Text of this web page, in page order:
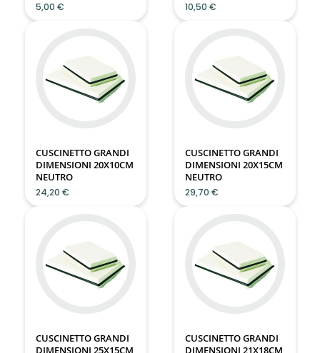
5,00 € 10,50 €
CUSCINETTO GRANDI
DIMENSIONI 20X10CM
NEUTRO
24,20 €
CUSCINETTO GRANDI
DIMENSIONI 20X15CM
NEUTRO
29,70 €
CUSCINETTO GRANDI
DIMENSIONI 25X15CM
CUSCINETTO GRANDI
DIMENSIONI 21X18CM